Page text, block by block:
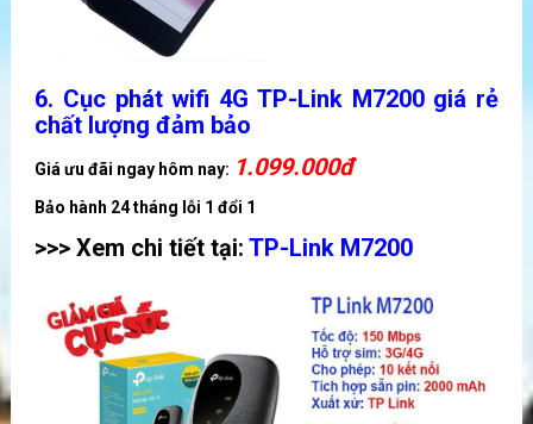
6. Cục phát wifi 4G TP-Link M7200 giá rẻ
chất lượng đảm bảo
Giá ưu đãi ngay hôm nay: 1.099.000đ
Bảo hành 24 tháng lỗi 1 đổi 1
>>> Xem chi tiết tại: TP-Link M7200